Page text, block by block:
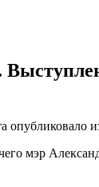
опубликовало
мэр